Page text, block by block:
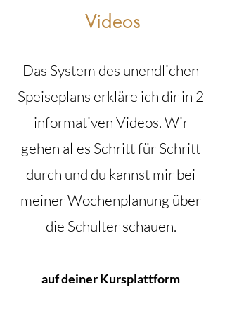
Videos
Das System des unendlichen
Speiseplans erkläre ich dir in 2
informativen Videos. Wir
gehen alles Schritt für Schritt
durch und du kannst mir bei
meiner Wochenplanung über
die Schulter schauen.
auf deiner Kursplattform